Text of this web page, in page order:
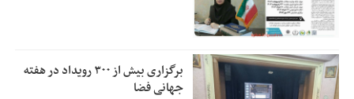
برگزاری بیش از ۳۰۰ رویداد در هفته
جهانی فضا